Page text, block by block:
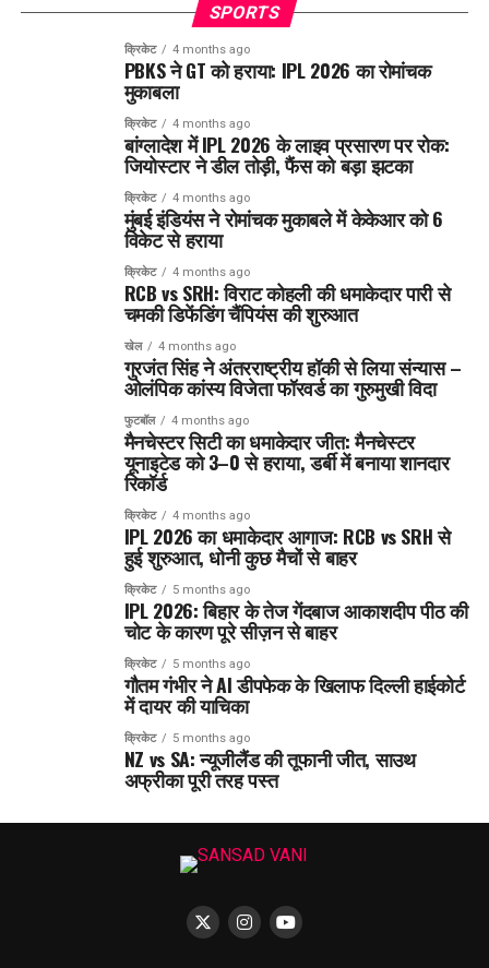
SPORTS
क्रिकेट 4 months ago
PBKS ने GT को हराया: IPL 2026 का रोमांचक
मुकाबला
क्रिकेट 4 months ago
बांग्लादेश में IPL 2026 के लाइव प्रसारण पर रोक:
जियोस्टार ने डील तोड़ी, फैंस को बड़ा झटका
क्रिकेट 4 months ago
मुंबई इंडियंस ने रोमांचक मुकाबले में केकेआर को 6
विकेट से हराया
क्रिकेट 4 months ago
RCB vs SRH: विराट कोहली की धमाकेदार पारी से
चमकी डिफेंडिंग चैंपियंस की शुरुआत
खेल 4 months ago
गुरजंत सिंह ने अंतरराष्ट्रीय हॉकी से लिया संन्यास –
ओलंपिक कांस्य विजेता फॉरवर्ड का गुरुमुखी विदा
फुटबॉल 4 months ago
मैनचेस्टर सिटी का धमाकेदार जीत: मैनचेस्टर
यूनाइटेड को 3–0 से हराया, डर्बी में बनाया शानदार
रिकॉर्ड
क्रिकेट 4 months ago
IPL 2026 का धमाकेदार आगाज: RCB vs SRH से
हुई शुरुआत, धोनी कुछ मैचों से बाहर
क्रिकेट 5 months ago
IPL 2026: बिहार के तेज गेंदबाज आकाशदीप पीठ की
चोट के कारण पूरे सीज़न से बाहर
क्रिकेट 5 months ago
गौतम गंभीर ने AI डीपफेक के खिलाफ दिल्ली हाईकोर्ट
में दायर की याचिका
क्रिकेट 5 months ago
NZ vs SA: न्यूजीलैंड की तूफानी जीत, साउथ
अफ्रीका पूरी तरह पस्त